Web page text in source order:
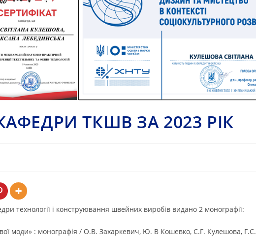
ТКШВ ЗА 2023 РІК
технології і конструювання швейних виробів видано 2 монографії:
моди» : монографія / О.В. Захаркевич, Ю. В Кошевко, С.Г. Кулешова, Г.С.